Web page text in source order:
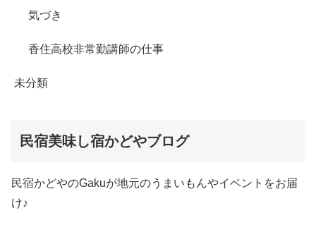
気づき
香住高校非常勤講師の仕事
未分類
民宿美味し宿かどやブログ
民宿かどやのGakuが地元のうまいもんやイベントをお届
け♪